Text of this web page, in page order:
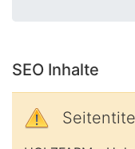
SEO Inhalte